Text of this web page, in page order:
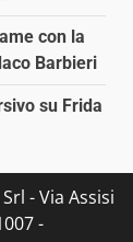
con la
Barbieri
su Frida
- Via Assisi
-